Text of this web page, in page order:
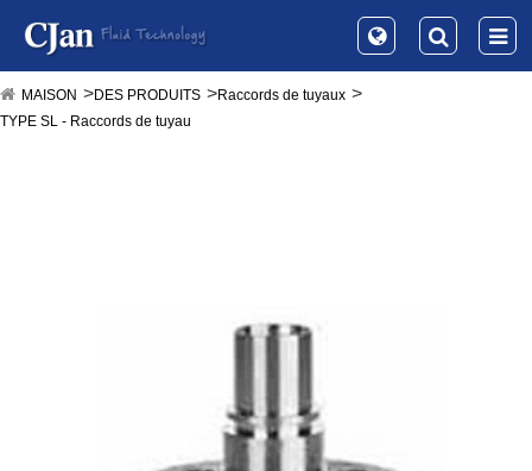
MAISON DES PRODUITS
Raccords de tuyaux
TYPE SL - Raccords de tuyau